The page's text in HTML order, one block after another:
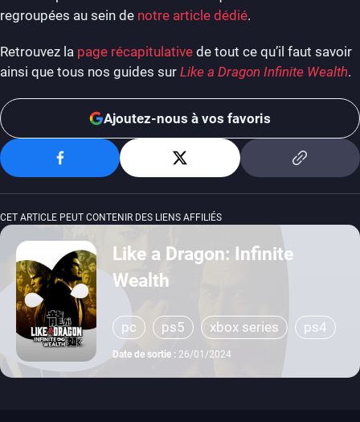
regroupées au sein de notre article dédié.
Retrouvez la page récapitulative de tout ce qu’il faut savoir
ainsi que tous nos guides sur Like a Dragon Infinite Wealth.
Ajoutez-nous à vos favoris
CET ARTICLE PEUT CONTENIR DES LIENS AFFILIÉS
Like a Dragon: Infinite
Wealth
pc ps5 xbox series
ps4
xbox one
Date de sortie : 26/01/2024